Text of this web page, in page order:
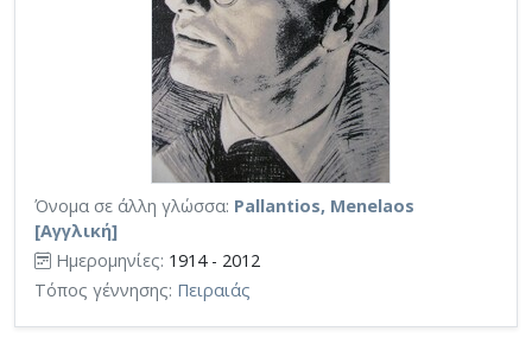
Όνομα σε άλλη γλώσσα: Pallantios, Menelaos
[Αγγλική]
Ημερομηνίες: 1914 - 2012
Τόπος γέννησης: Πειραιάς